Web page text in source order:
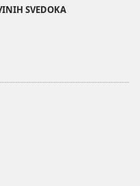
SVEDOKA